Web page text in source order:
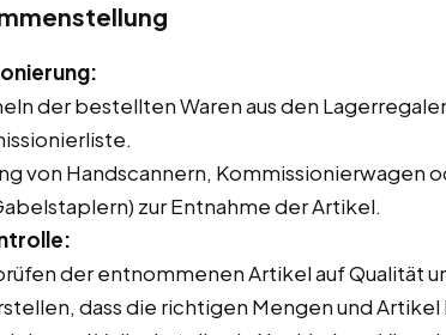
der bestellten Waren aus den
von Handscannern, Kommissionierwagen
zur Entnahme der Artikel.
der entnommenen Artikel auf Qualität
dass die richtigen Mengen und